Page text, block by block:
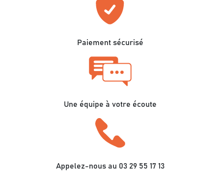
Paiement sécurisé
Une équipe à votre écoute
Appelez-nous au 03 29 55 17 13